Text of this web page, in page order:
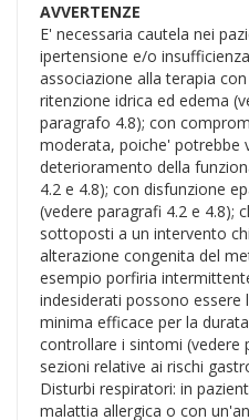
AVVERTENZE
E' necessaria cautela nei
ipertensione e/o
associazione alla terapia
ritenzione idrica ed edema
paragrafo 4.8); con
moderata, poiche' potrebbe
deterioramento della
4.2 e 4.8); con disfunzione
(vedere paragrafi 4.2 e 4.8);
sottoposti a un intervento
alterazione congenita del
esempio porfiria
indesiderati possono essere
minima efficace per la
controllare i sintomi (vedere
sezioni relative ai rischi
Disturbi respiratori: in
malattia allergica o con